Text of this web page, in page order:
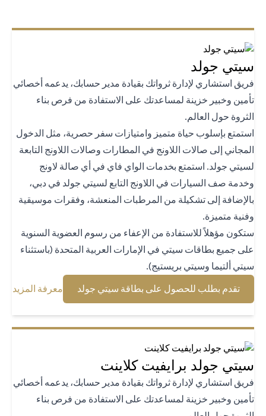
جولد
استشاري لإدارة ثرواتك بقيادة مدير حسابك، يدعمه أخصائي
وخبير خزينة لمساعدتك على الاستفادة من فرص بناء
حول العالم.
بإسلوب حياة متميز وامتيازات سفر حصرية، مثل الدخول
إلى صالات اللاونج في المطارات وصالات اللاونج التابعة
جولد. استمتع بخدمات الواي فاي في أي صالة لاونج
صف السيارات في اللاونج التابع لسيتي جولد في دبي،
إلى تشكيلة من المرطبات المنعشة، وفقرات موسيقية
متميزة.
مؤهلاً للاستفادة من الإعفاء من رسوم العضوية السنوية
جميع بطاقات سيتي في الإمارات العربية المتحدة (باستثناء
ألتيما وسيتي بريستيج).
تقدم بطلب للحصول على بطاقة سيتي جولد opens in a new tab
معرفة المزيدtab
جولد برايفيت كلاينت
استشاري لإدارة ثرواتك بقيادة مدير حسابك، يدعمه أخصائي
وخبير خزينة لمساعدتك على الاستفادة من فرص بناء